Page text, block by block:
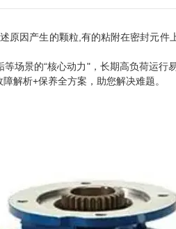
原因产生的颗粒,有的粘附在密封元
场景的“核心动力"，长期高负荷运
解析+保养全方案，助您解决难题。